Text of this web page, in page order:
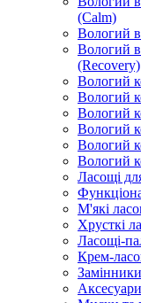
(Calm)
Вологий
Вологий
(Recovery)
Вологий
Вологий
Вологий
Вологий
Вологий
Вологий
Ласощі
М'які
Хрусткі
Ласощі-
Крем-